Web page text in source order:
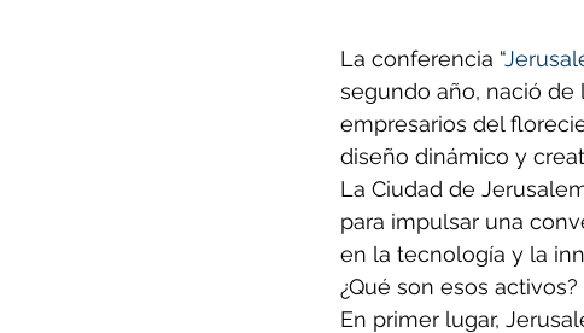
La conferencia “
segundo año, nació
empresarios del
diseño dinámico y
La Ciudad de
para impulsar una
en la tecnología y la
¿Qué son esos activos?
En primer lugar,